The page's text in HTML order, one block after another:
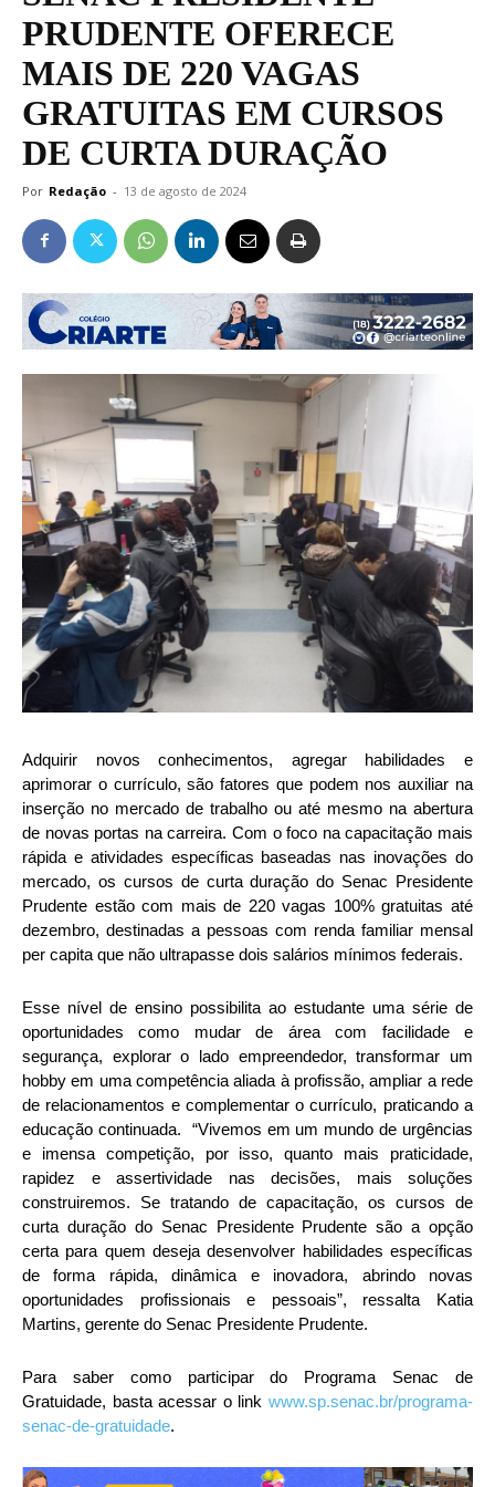
PRUDENTE OFERECE
MAIS DE 220 VAGAS
GRATUITAS EM CURSOS
DE CURTA DURAÇÃO
Por Redação - 13 de agosto de 2024
Adquirir novos conhecimentos, agregar habilidades e
aprimorar o currículo, são fatores que podem nos auxiliar na
inserção no mercado de trabalho ou até mesmo na abertura
de novas portas na carreira. Com o foco na capacitação mais
rápida e atividades específicas baseadas nas inovações do
mercado, os cursos de curta duração do Senac Presidente
Prudente estão com mais de 220 vagas 100% gratuitas até
dezembro, destinadas a pessoas com renda familiar mensal
per capita que não ultrapasse dois salários mínimos federais.
Esse nível de ensino possibilita ao estudante uma série de
oportunidades como mudar de área com facilidade e
segurança, explorar o lado empreendedor, transformar um
hobby em uma competência aliada à profissão, ampliar a rede
de relacionamentos e complementar o currículo, praticando a
educação continuada. “Vivemos em um mundo de urgências
e imensa competição, por isso, quanto mais praticidade,
rapidez e assertividade nas decisões, mais soluções
construiremos. Se tratando de capacitação, os cursos de
curta duração do Senac Presidente Prudente são a opção
certa para quem deseja desenvolver habilidades específicas
de forma rápida, dinâmica e inovadora, abrindo novas
oportunidades profissionais e pessoais”, ressalta Katia
Martins, gerente do Senac Presidente Prudente.
Para saber como participar do Programa Senac de
Gratuidade, basta acessar o link www.sp.senac.br/programa-
senac-de-gratuidade.